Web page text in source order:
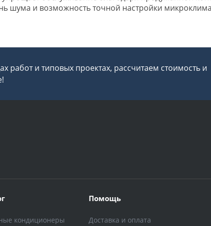
шума и возможность точной настройки
работ и типовых проектах, рассчитаем стоимость и
кондиционеры
Помощь
Доставка и оплата